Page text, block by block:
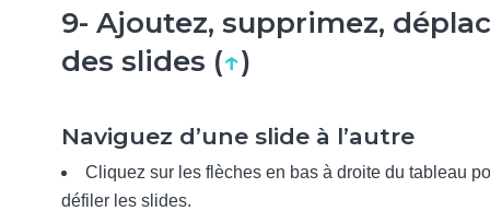
9- Ajoutez, supprimez,
des slides (↑)
Naviguez d’une slide à l’autre
Cliquez sur les flèches en bas à droite du tableau
défiler les slides.